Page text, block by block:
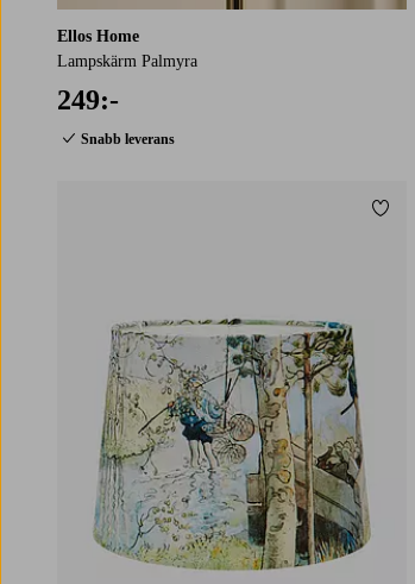
Ellos Home
Lampskärm Palmyra
249:-
Snabb leverans